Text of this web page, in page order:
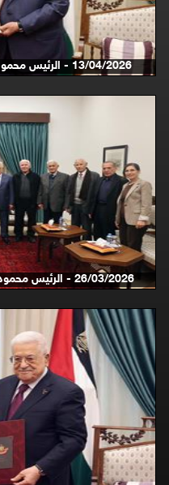
13/04/2026 - الرئيس محمود عباس، يمنح القائد الوطني ال ...
26/03/2026 - الرئيس محمود عباس، خلال استقباله لجنة مت ...